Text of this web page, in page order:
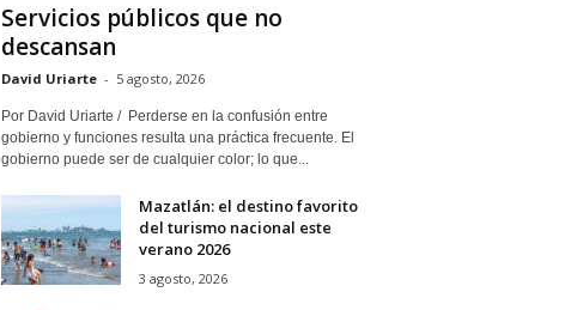
Servicios públicos que no
descansan
David Uriarte - 5 agosto, 2026
Por David Uriarte / Perderse en la confusión entre
gobierno y funciones resulta una práctica frecuente. El
gobierno puede ser de cualquier color; lo que...
Mazatlán: el destino favorito
del turismo nacional este
verano 2026
3 agosto, 2026